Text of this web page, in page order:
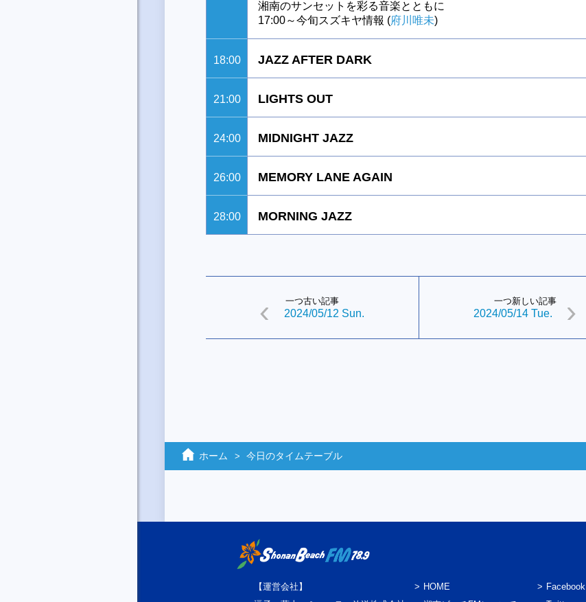
湘南のサンセットを彩る音楽とともに
17:00～今旬スズキヤ情報 (府川唯未)
18:00 JAZZ AFTER DARK
21:00 LIGHTS OUT
24:00 MIDNIGHT JAZZ
26:00 MEMORY LANE AGAIN
28:00 MORNING JAZZ
一つ古い記事
2024/05/12 Sun.
一つ新しい記事
2024/05/14 Tue.
ホーム 今日のタイムテーブル
【運営会社】
HOME
Facebook